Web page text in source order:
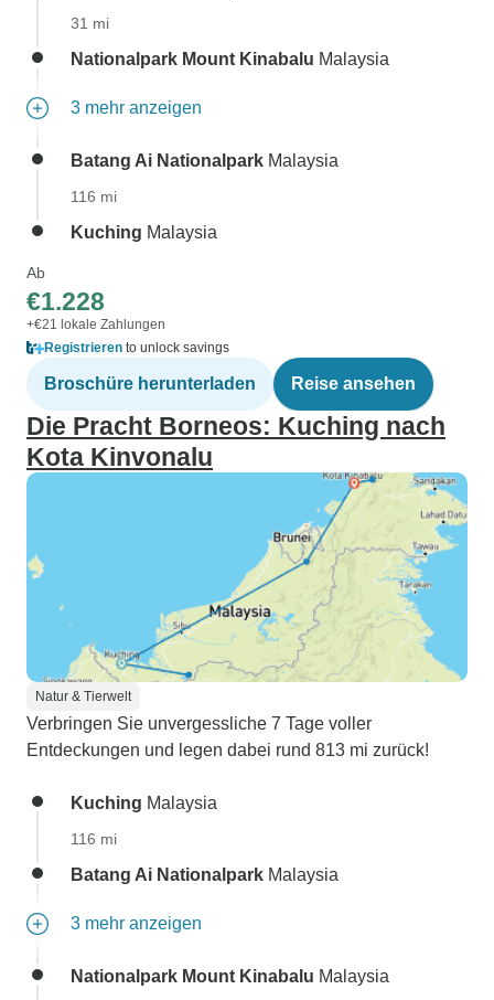
31 mi
Nationalpark Mount Kinabalu Malaysia
3 mehr anzeigen
Batang Ai Nationalpark Malaysia
116 mi
Kuching Malaysia
Ab
€1.228
+€21 lokale Zahlungen
Registrieren to unlock savings
Broschüre herunterladen Reise ansehen
Die Pracht Borneos: Kuching nach
Kota Kinvonalu
Natur & Tierwelt
Verbringen Sie unvergessliche 7 Tage voller
Entdeckungen und legen dabei rund 813 mi zurück!
Kuching Malaysia
116 mi
Batang Ai Nationalpark Malaysia
3 mehr anzeigen
Nationalpark Mount Kinabalu Malaysia